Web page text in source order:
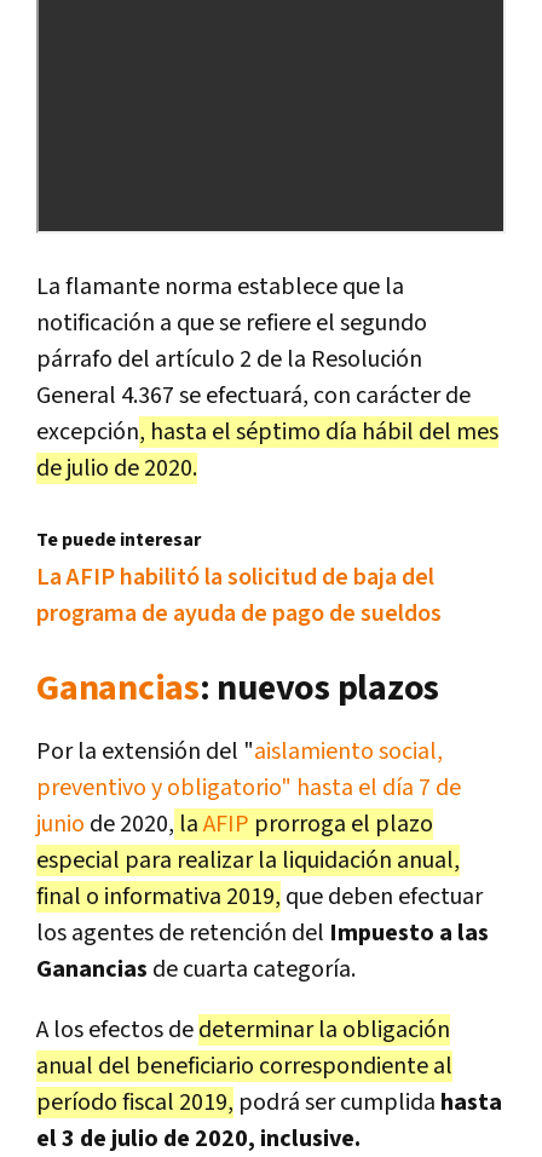
La flamante norma establece que la
notificación a que se refiere el segundo
párrafo del artículo 2 de la Resolución
General 4.367 se efectuará, con carácter de
excepción, hasta el séptimo día hábil del mes
de julio de 2020.
Te puede interesar
La AFIP habilitó la solicitud de baja del
programa de ayuda de pago de sueldos
Ganancias: nuevos plazos
Por la extensión del "aislamiento social,
preventivo y obligatorio" hasta el día 7 de
junio de 2020, laAFIP prorroga el plazo
especial para realizar la liquidación anual,
final o informativa 2019, que deben efectuar
los agentes de retención del Impuesto a las
Ganancias de cuarta categoría.
A los efectos dedeterminar la obligación
anual del beneficiario correspondiente al
período fiscal 2019, podrá ser cumplida hasta
el 3 de julio de 2020, inclusive.